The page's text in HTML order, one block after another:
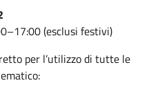
(esclusi festivi)
per l’utilizzo di tutte le